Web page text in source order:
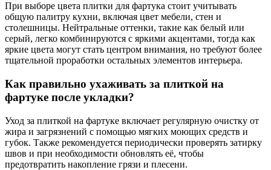
При выборе цвета плитки для фартука стоит учитывать
общую палитру кухни, включая цвет мебели, стен и
столешницы. Нейтральные оттенки, такие как белый или
серый, легко комбинируются с яркими акцентами, тогда как
яркие цвета могут стать центром внимания, но требуют более
тщательной проработки остальных элементов интерьера.
Как правильно ухаживать за плиткой на
фартуке после укладки?
Уход за плиткой на фартуке включает регулярную очистку от
жира и загрязнений с помощью мягких моющих средств и
губок. Также рекомендуется периодически проверять затирку
швов и при необходимости обновлять её, чтобы
предотвратить накопление грязи и плесени.